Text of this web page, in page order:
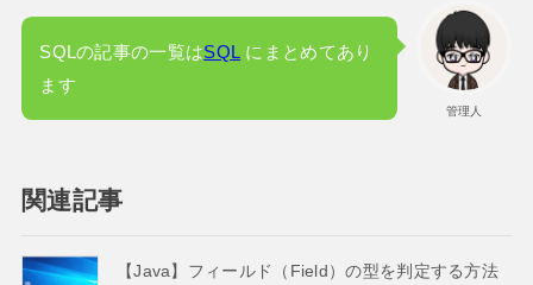
管理人
SQLの記事の一覧はSQL にまとめてあり
ます
関連記事
【Java】フィールド（Field）の型を判定する方法